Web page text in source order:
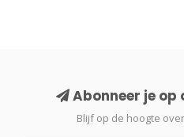
Abonneer je op
Blijf op de hoogte